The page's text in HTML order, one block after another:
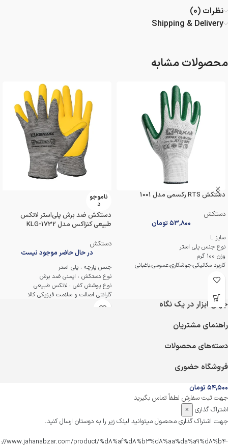
نظرات (0)
Shipping & Delivery
محصولات مشابه
دستکش RTS رکسمی مدل 1001
دستکش
۵۳,۸۰۰تومان
سایز L
نوع جنس پلی استر
وزن 100 گرم
کاربرد مکانیکی،جوشکاری،عمومی،باغبانی
ناموجو
د
دستکش ضد برش پلی‌استر لاتکس
طبیعی کنزاکس مدل KLG-1732
دستکش
در حال حاضر موجود نیست
جنس پارچه : پلی استر
نوع دستکش : ایمنی ضد برش
نوع پوشش کفی : لاتکس طبیعی
گارانتی اصالت و سلامت فیزیکی کالا
جهان ابزار در یک نگاه
راهنمای مشتریان
دسته‌های محصولات
فروشگاه حضوری
۵۴,۵۰۰تومان
جهت ثبت سفارش لطفاً تماس بگیرید
اشتراک گذاری
×
جهت اشتراک گذاری محصول میتوانید لینک زیر را به دوستان ارسال کنید.
www.jahanabzar.com/product/%d8%af%d8%b3%d8%aa%da%a9%d8%b4-